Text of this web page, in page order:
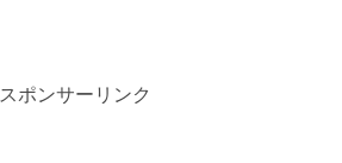
スポンサーリンク